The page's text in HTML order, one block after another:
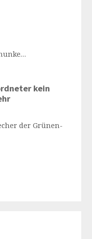
kein
der Grünen-